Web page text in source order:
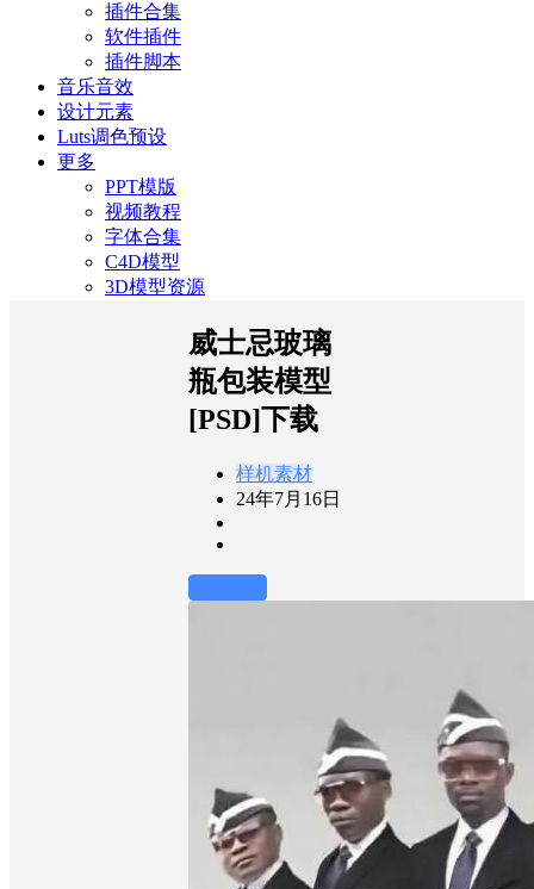
插件合集
软件插件
插件脚本
音乐音效
设计元素
Luts调色预设
更多
PPT模版
视频教程
字体合集
C4D模型
3D模型资源
威士忌玻璃
瓶包装模型
[PSD]下载
样机素材
24年7月16日